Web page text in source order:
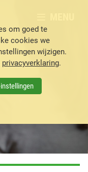
om goed te
cookies we
wijzigen.
privacyverklaring.